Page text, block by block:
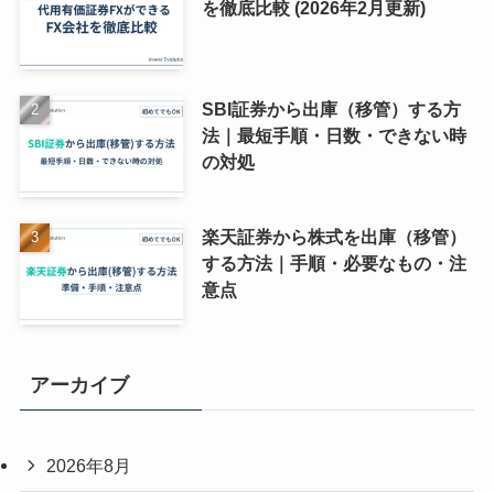
を徹底比較 (2026年2月更新)
SBI証券から出庫（移管）する方
法｜最短手順・日数・できない時
の対処
楽天証券から株式を出庫（移管）
する方法｜手順・必要なもの・注
意点
アーカイブ
2026年8月